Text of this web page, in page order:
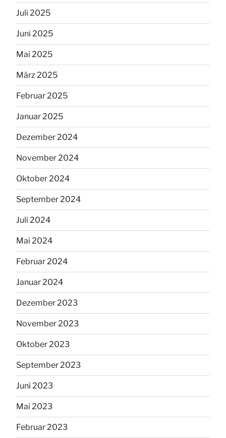
Juli 2025
Juni 2025
Mai 2025
März 2025
Februar 2025
Januar 2025
Dezember 2024
November 2024
Oktober 2024
September 2024
Juli 2024
Mai 2024
Februar 2024
Januar 2024
Dezember 2023
November 2023
Oktober 2023
September 2023
Juni 2023
Mai 2023
Februar 2023